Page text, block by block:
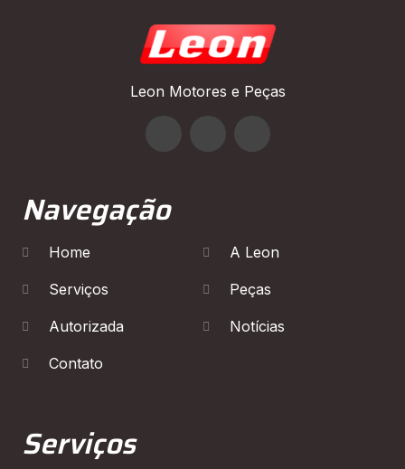
Leon Motores e Peças
Navegação
Home A Leon
Serviços Peças
Autorizada Notícias
Contato
Serviços